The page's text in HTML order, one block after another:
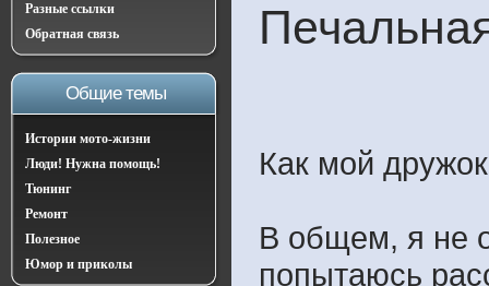
Разные ссылки
Обратная связь
Общие темы
Истории мото-жизни
Люди! Нужна помощь!
Тюнинг
Ремонт
Полезное
Юмор и приколы
Как мой
В общем, я не
попытаюсь